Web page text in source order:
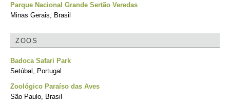
Parque Nacional Grande Sertão Veredas
Minas Gerais, Brasil
ZOOS
Badoca Safari Park
Setúbal, Portugal
Zoológico Paraíso das Aves
São Paulo, Brasil